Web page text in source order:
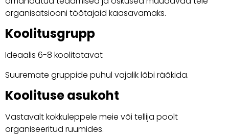
organisatsiooni töötajaid kaasavamaks.
Koolitusgrupp
Ideaalis 6-8 koolitatavat
Suuremate gruppide puhul vajalik läbi rääkida.
Koolituse asukoht
Vastavalt kokkuleppele meie või tellija poolt
organiseeritud ruumides.